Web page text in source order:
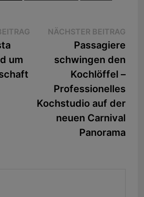
Vorheriger
um
NÄCHSTER BEITRAG
Passagiere
schwingen den
Kochlöffel –
Professionelles
Kochstudio auf der
neuen Carnival
Panorama